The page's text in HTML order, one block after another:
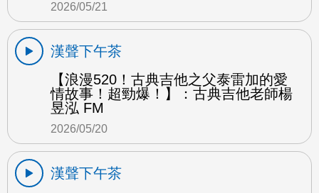
2026/05/21
漢聲下午茶
【浪漫520！古典吉他之父泰雷加的愛
情故事！超勁爆！】：古典吉他老師楊
昱泓 FM
2026/05/20
漢聲下午茶